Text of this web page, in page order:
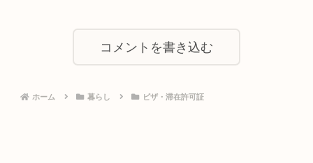
コメントを書き込む
ホーム 暮らし ビザ・滞在許可証